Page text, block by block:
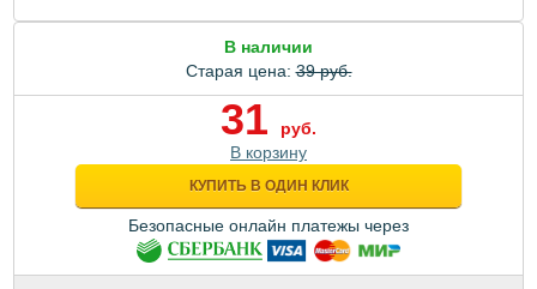
В наличии
Старая цена:39 руб.
31
руб.
В корзину
КУПИТЬ В ОДИН КЛИК
Безопасные онлайн платежы через